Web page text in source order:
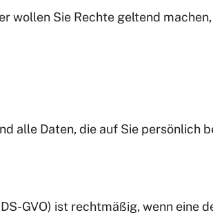
wollen Sie Rechte geltend
alle Daten, die auf Sie persönlich
GVO) ist rechtmäßig, wenn eine